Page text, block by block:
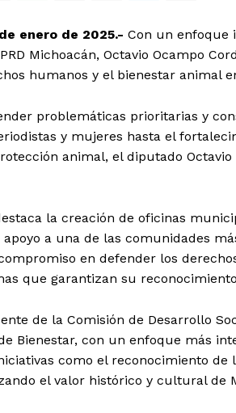
enero de 2025.- Con un enfoque
Michoacán, Octavio Ocampo
humanos y el bienestar animal
problemáticas prioritarias y
y mujeres hasta el
animal, el diputado
la creación de oficinas
a una de las comunidades
en defender los
que garantizan su
de la Comisión de Desarrollo
Bienestar, con un enfoque más
como el reconocimiento de
el valor histórico y cultural de